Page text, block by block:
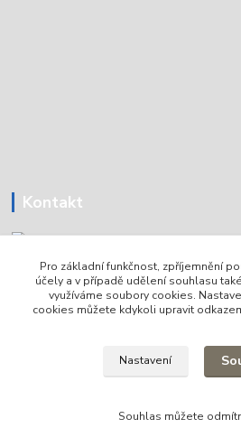
Kontakt
Tomáš Holoubek
+420736720979
Pro základní funkčnost, zpříjemnění
účely a v případě udělení souhlasu
využíváme soubory cookies.
cookies můžete kdykoli upravit
Nastavení
Souhlas můžete